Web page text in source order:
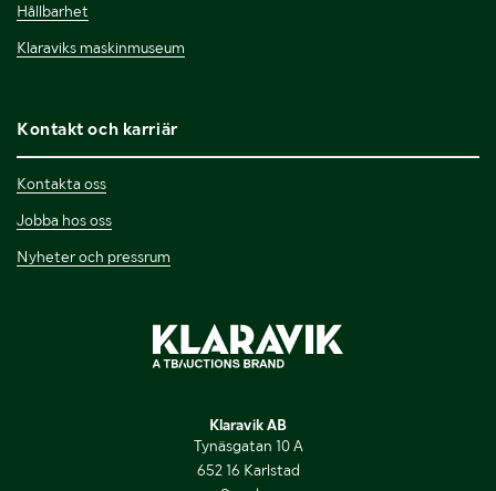
Hållbarhet
Klaraviks maskinmuseum
Kontakt och karriär
Kontakta oss
Jobba hos oss
Nyheter och pressrum
Klaravik AB
Tynäsgatan 10 A
652 16 Karlstad